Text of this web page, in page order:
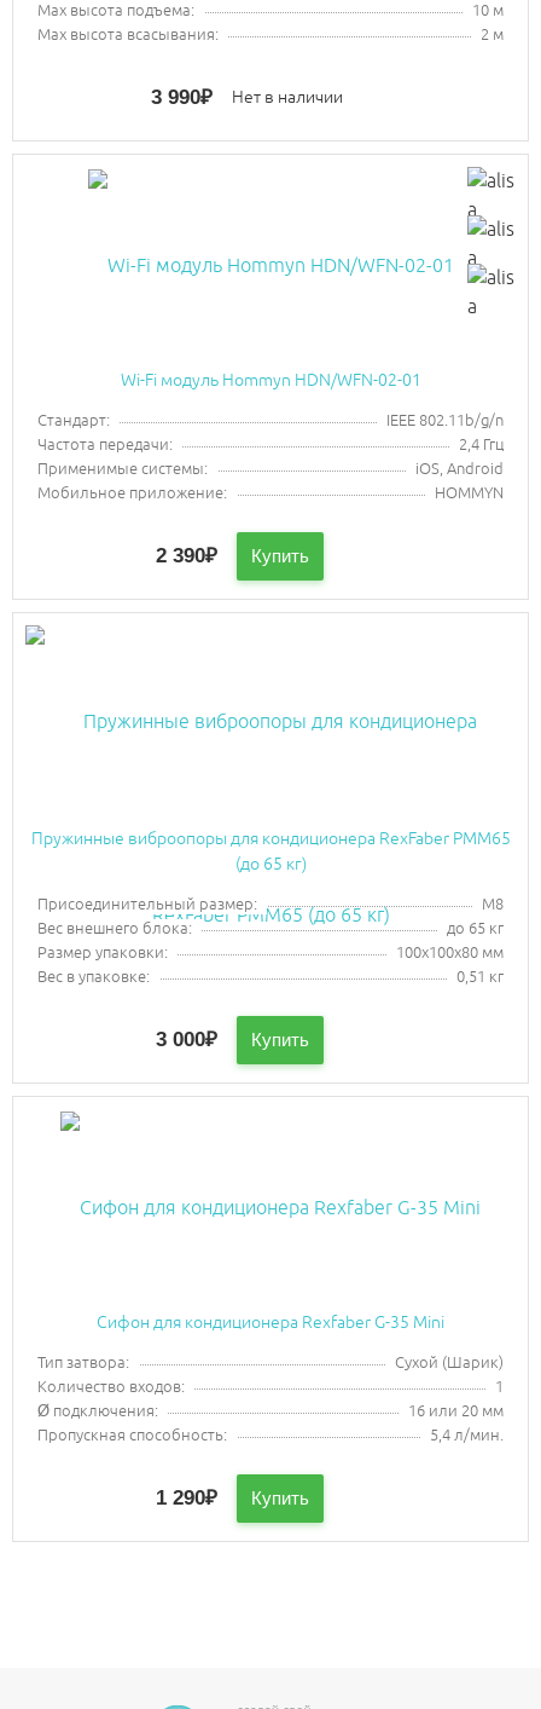
Max высота подъема:
10 м
Max высота всасывания:
2 м
3 990₽ Нет в наличии
Wi-Fi модуль Hommyn HDN/WFN-02-01
Стандарт:
IEEE 802.11b/g/n
Частота передачи:
2,4 Ггц
Применимые системы:
iOS, Android
Мобильное приложение:
HOMMYN
2 390₽ Купить
Пружинные виброопоры для кондиционера RexFaber PMM65
(до 65 кг)
Присоединительный размер:
М8
Вес внешнего блока:
до 65 кг
Размер упаковки:
100х100х80 мм
Вес в упаковке:
0,51 кг
3 000₽ Купить
Сифон для кондиционера Rexfaber G-35 Mini
Тип затвора:
Сухой (Шарик)
Количество входов:
1
Ø подключения:
16 или 20 мм
Пропускная способность:
5,4 л/мин.
1 290₽ Купить